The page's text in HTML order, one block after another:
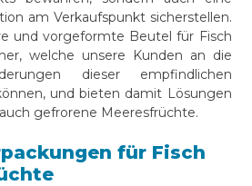
am Verkaufspunkt sicherstellen.
und vorgeformte Beutel für Fisch
welche unsere Kunden an die
dieser empfindlichen
und bieten damit Lösungen
gefrorene Meeresfrüchte.
für Fisch